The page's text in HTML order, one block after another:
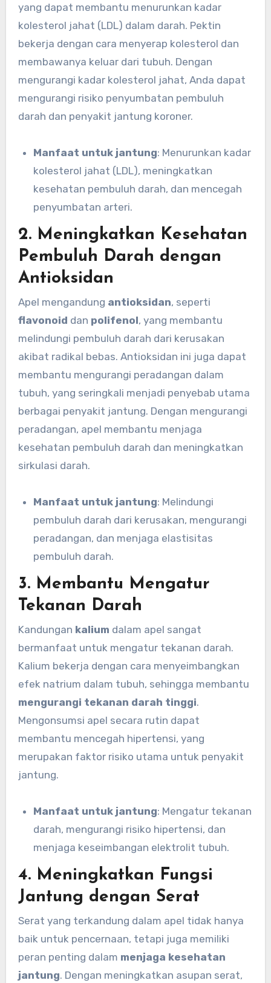
yang dapat membantu menurunkan kadar
kolesterol jahat (LDL) dalam darah. Pektin
bekerja dengan cara menyerap kolesterol dan
membawanya keluar dari tubuh. Dengan
mengurangi kadar kolesterol jahat, Anda dapat
mengurangi risiko penyumbatan pembuluh
darah dan penyakit jantung koroner.
Manfaat untuk jantung: Menurunkan kadar
kolesterol jahat (LDL), meningkatkan
kesehatan pembuluh darah, dan mencegah
penyumbatan arteri.
2. Meningkatkan Kesehatan
Pembuluh Darah dengan
Antioksidan
Apel mengandung antioksidan, seperti
flavonoid dan polifenol, yang membantu
melindungi pembuluh darah dari kerusakan
akibat radikal bebas. Antioksidan ini juga dapat
membantu mengurangi peradangan dalam
tubuh, yang seringkali menjadi penyebab utama
berbagai penyakit jantung. Dengan mengurangi
peradangan, apel membantu menjaga
kesehatan pembuluh darah dan meningkatkan
sirkulasi darah.
Manfaat untuk jantung: Melindungi
pembuluh darah dari kerusakan, mengurangi
peradangan, dan menjaga elastisitas
pembuluh darah.
3. Membantu Mengatur
Tekanan Darah
Kandungan kalium dalam apel sangat
bermanfaat untuk mengatur tekanan darah.
Kalium bekerja dengan cara menyeimbangkan
efek natrium dalam tubuh, sehingga membantu
mengurangi tekanan darah tinggi.
Mengonsumsi apel secara rutin dapat
membantu mencegah hipertensi, yang
merupakan faktor risiko utama untuk penyakit
jantung.
Manfaat untuk jantung: Mengatur tekanan
darah, mengurangi risiko hipertensi, dan
menjaga keseimbangan elektrolit tubuh.
4. Meningkatkan Fungsi
Jantung dengan Serat
Serat yang terkandung dalam apel tidak hanya
baik untuk pencernaan, tetapi juga memiliki
peran penting dalam menjaga kesehatan
jantung. Dengan meningkatkan asupan serat,